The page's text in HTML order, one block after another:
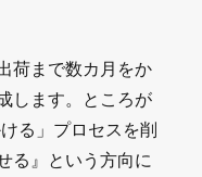
荷まで数カ月をか
します。ところが
る」プロセスを削
る』という方向に